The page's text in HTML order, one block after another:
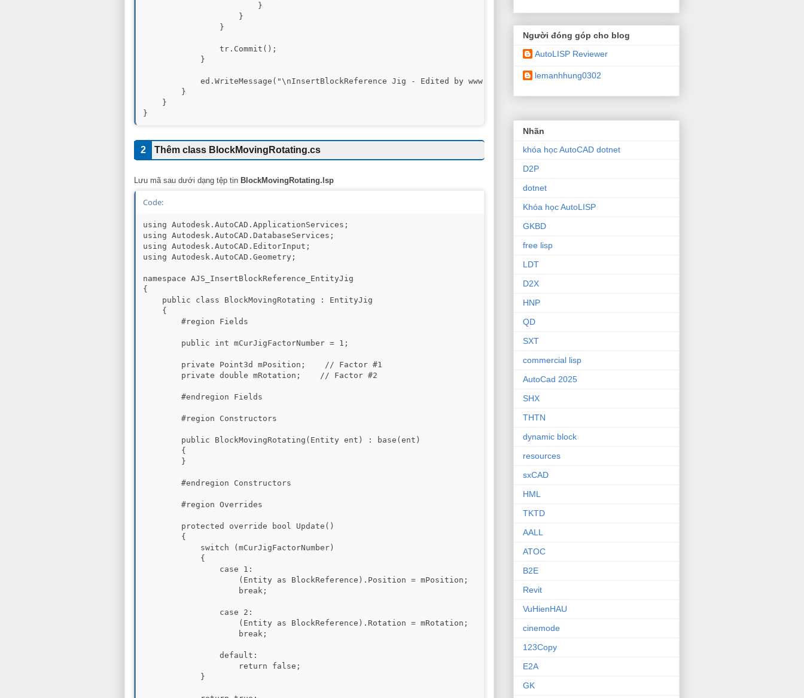
                        }
                    }
                }
                tr.Commit();
            }
            ed.WriteMessage("\nInsertBlockReference Jig - Edited by www.lisp.vn");
        }
    }
}
2 Thêm class BlockMovingRotating.cs
Lưu mã sau dưới dạng tệp tin BlockMovingRotating.lsp
Code:
using Autodesk.AutoCAD.ApplicationServices;
using Autodesk.AutoCAD.DatabaseServices;
using Autodesk.AutoCAD.EditorInput;
using Autodesk.AutoCAD.Geometry;
namespace AJS_InsertBlockReference_EntityJig
{
    public class BlockMovingRotating : EntityJig
    {
        #region Fields
        public int mCurJigFactorNumber = 1;
        private Point3d mPosition;    // Factor #1
        private double mRotation;    // Factor #2
        #endregion Fields
        #region Constructors
        public BlockMovingRotating(Entity ent) : base(ent)
        {
        }
        #endregion Constructors
        #region Overrides
        protected override bool Update()
        {
            switch (mCurJigFactorNumber)
            {
                case 1:
                    (Entity as BlockReference).Position = mPosition;
                    break;
                case 2:
                    (Entity as BlockReference).Rotation = mRotation;
                    break;
                default:
                    return false;
            }
Người đóng góp cho blog
AutoLISP Reviewer
lemanhhung0302
Nhãn
khóa học AutoCAD dotnet
D2P
dotnet
Khóa học AutoLISP
GKBD
free lisp
LDT
D2X
HNP
QD
SXT
commercial lisp
AutoCad 2025
SHX
THTN
dynamic block
resources
sxCAD
HML
TKTD
AALL
ATOC
B2E
Revit
VuHienHAU
cinemode
123Copy
E2A
GK